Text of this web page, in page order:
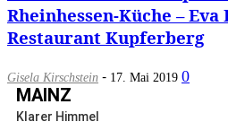
Rheinhessen-Küche –
Restaurant Kupferberg
Gisela Kirschstein - 17. Mai 2019 0
MAINZ
Klarer Himmel